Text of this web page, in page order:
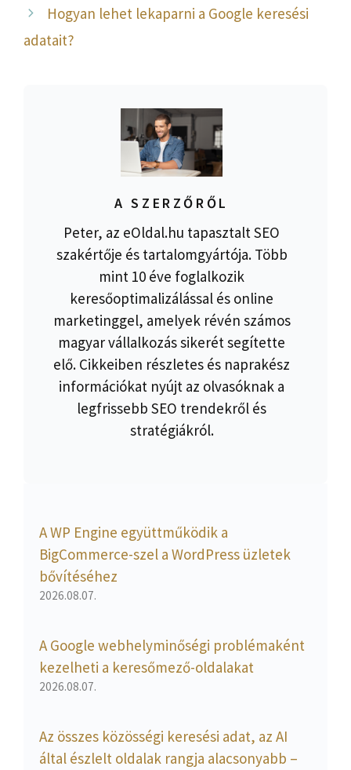
Hogyan lehet lekaparni a Google keresési
adatait?
A SZERZŐRŐL
Peter, az eOldal.hu tapasztalt SEO
szakértője és tartalomgyártója. Több
mint 10 éve foglalkozik
keresőoptimalizálással és online
marketinggel, amelyek révén számos
magyar vállalkozás sikerét segítette
elő. Cikkeiben részletes és naprakész
információkat nyújt az olvasóknak a
legfrissebb SEO trendekről és
stratégiákról.
A WP Engine együttműködik a
BigCommerce-szel a WordPress üzletek
bővítéséhez
2026.08.07.
A Google webhelyminőségi problémaként
kezelheti a keresőmező-oldalakat
2026.08.07.
Az összes közösségi keresési adat, az AI
által észlelt oldalak rangja alacsonyabb –